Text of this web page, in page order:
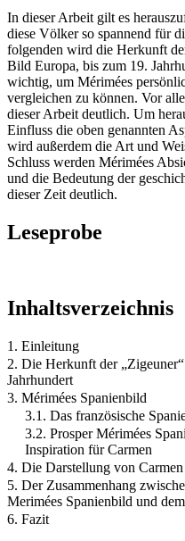
In dieser Arbeit gilt es
diese Völker so spannend für
folgenden wird die Herkunft
Bild Europa, bis zum 19.
wichtig, um Mérimées
vergleichen zu können. Vor
dieser Arbeit deutlich. Um
Einfluss die oben genannten
wird außerdem die Art und
Schluss werden Mérimées
und die Bedeutung der
dieser Zeit deutlich.
Leseprobe
Inhaltsverzeichnis
1. Einleitung
2. Die Herkunft der
Jahrhundert
3. Mérimées Spanienbild
3.1. Das französische
3.2. Prosper Mérimées
Inspiration für Carmen
4. Die Darstellung von Carmen
5. Der Zusammenhang
Merimées Spanienbild und
6. Fazit